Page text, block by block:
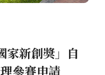
家新創獎」自
參賽申請